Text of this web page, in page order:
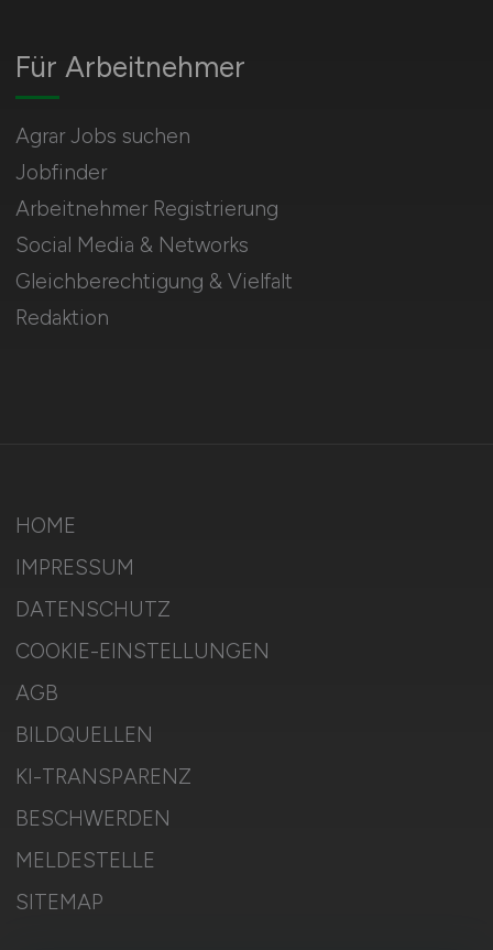
Für Arbeitnehmer
Agrar Jobs suchen
Jobfinder
Arbeitnehmer Registrierung
Social Media & Networks
Gleichberechtigung & Vielfalt
Redaktion
HOME
IMPRESSUM
DATENSCHUTZ
COOKIE-EINSTELLUNGEN
AGB
BILDQUELLEN
KI-TRANSPARENZ
BESCHWERDEN
MELDESTELLE
SITEMAP